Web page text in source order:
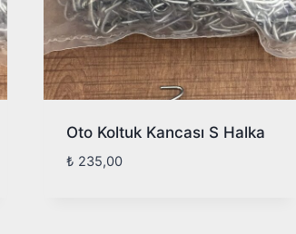
Oto Koltuk Kancası S Halka
₺ 235,00